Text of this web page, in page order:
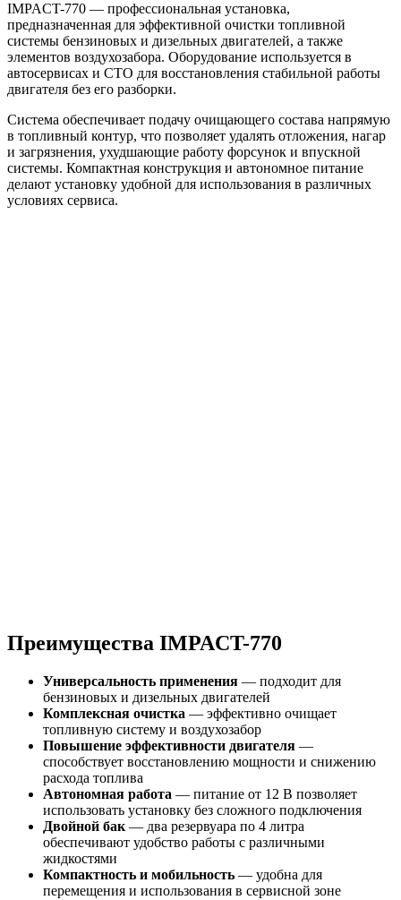
IMPACT-770 — профессиональная установка,
предназначенная для эффективной очистки топливной
системы бензиновых и дизельных двигателей, а также
элементов воздухозабора. Оборудование используется в
автосервисах и СТО для восстановления стабильной работы
двигателя без его разборки.
Система обеспечивает подачу очищающего состава напрямую
в топливный контур, что позволяет удалять отложения, нагар
и загрязнения, ухудшающие работу форсунок и впускной
системы. Компактная конструкция и автономное питание
делают установку удобной для использования в различных
условиях сервиса.
Преимущества IMPACT-770
Универсальность применения — подходит для
бензиновых и дизельных двигателей
Комплексная очистка — эффективно очищает
топливную систему и воздухозабор
Повышение эффективности двигателя —
способствует восстановлению мощности и снижению
расхода топлива
Автономная работа — питание от 12 В позволяет
использовать установку без сложного подключения
Двойной бак — два резервуара по 4 литра
обеспечивают удобство работы с различными
жидкостями
Компактность и мобильность — удобна для
перемещения и использования в сервисной зоне